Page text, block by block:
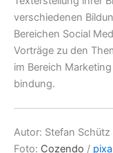
verschiedenen
Bereichen Social
Vorträge zu den
im Bereich
bindung.
Autor: Stefan Schütz
Foto: Cozendo /